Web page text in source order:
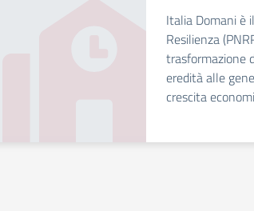
Italia Domani è
Resilienza
trasformazione
eredità alle
crescita